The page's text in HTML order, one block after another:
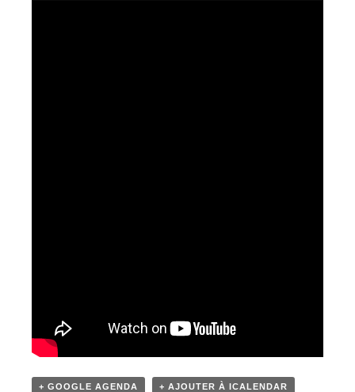
+ GOOGLE AGENDA + AJOUTER À ICALENDAR